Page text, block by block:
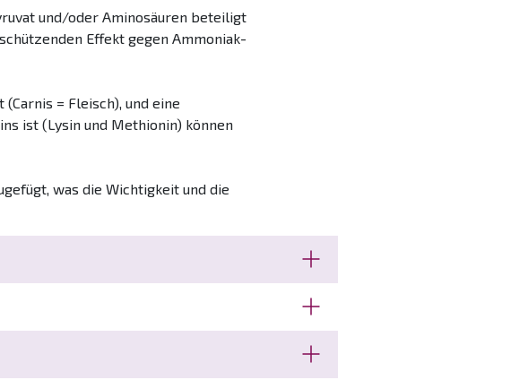
und/oder Aminosäuren beteiligt
Effekt gegen Ammoniak-
= Fleisch), und eine
ist (Lysin und Methionin) können
was die Wichtigkeit und die
bekannt. Einnahme während der
diese auf verschiedene Weise zum